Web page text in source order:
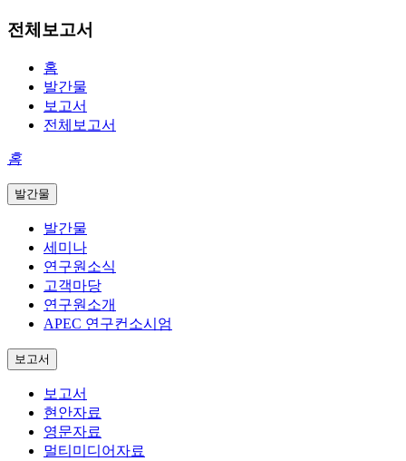
전체보고서
홈
발간물
보고서
전체보고서
홈
발간물
발간물
세미나
연구원소식
고객마당
연구원소개
APEC 연구컨소시엄
보고서
보고서
현안자료
영문자료
멀티미디어자료